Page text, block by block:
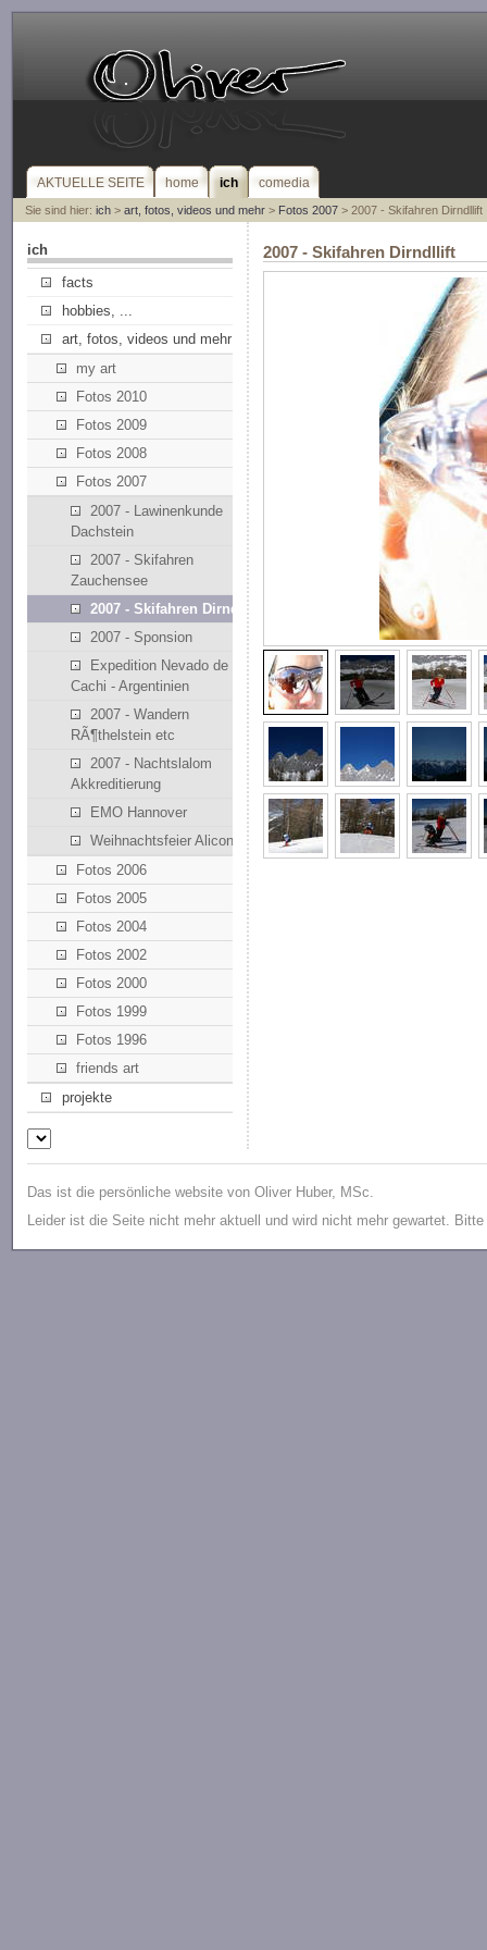
AKTUELLE SEITE home ich comedia
Sie sind hier: ich> art, fotos, videos und mehr> Fotos 2007> 2007 - Skifahren Dirndllift
ich
facts
hobbies, ...
art, fotos, videos und mehr
my art
Fotos 2010
Fotos 2009
Fotos 2008
Fotos 2007
2007 - Lawinenkunde
Dachstein
2007 - Skifahren
Zauchensee
2007 - Skifahren Dirndllift
2007 - Sponsion
Expedition Nevado de
Cachi - Argentinien
2007 - Wandern
RÃ¶thelstein etc
2007 - Nachtslalom
Akkreditierung
EMO Hannover
Weihnachtsfeier Alicona
Fotos 2006
Fotos 2005
Fotos 2004
Fotos 2002
Fotos 2000
Fotos 1999
Fotos 1996
friends art
projekte
2007 - Skifahren Dirndllift
Das ist die persönliche website von Oliver Huber, MSc.
Leider ist die Seite nicht mehr aktuell und wird nicht mehr gewartet.